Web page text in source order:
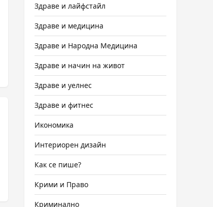
Здраве и лайфстайл
Здраве и медицина
Здраве и Народна Медицина
Здраве и начин на живот
Здраве и уелнес
Здраве и фитнес
Икономика
Интериорен дизайн
Как се пише?
Крими и Право
Криминално